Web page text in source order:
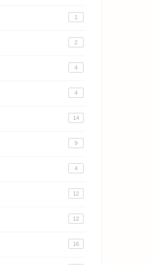
1
2
4
4
14
9
4
12
12
16